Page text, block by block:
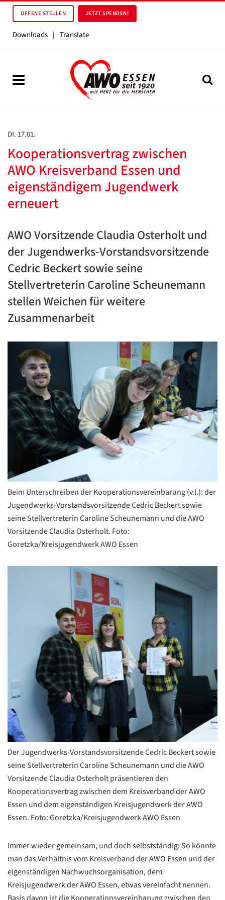
OFFENE STELLEN JETZT SPENDEN!
Downloads | Translate
DI. 17.01.
Kooperationsvertrag zwischen
AWO Kreisverband Essen und
eigenständigem Jugendwerk
erneuert
AWO Vorsitzende Claudia Osterholt und
der Jugendwerks-Vorstandsvorsitzende
Cedric Beckert sowie seine
Stellvertreterin Caroline Scheunemann
stellen Weichen für weitere
Zusammenarbeit
Beim Unterschreiben der Kooperationsvereinbarung (v.l.): der
Jugendwerks-Vorstandsvorsitzende Cedric Beckert sowie
seine Stellvertreterin Caroline Scheunemann und die AWO
Vorsitzende Claudia Osterholt. Foto:
Goretzka/Kreisjugendwerk AWO Essen
Der Jugendwerks-Vorstandsvorsitzende Cedric Beckert sowie
seine Stellvertreterin Caroline Scheunemann und die AWO
Vorsitzende Claudia Osterholt präsentieren den
Kooperationsvertrag zwischen dem Kreisverband der AWO
Essen und dem eigenständigen Kreisjugendwerk der AWO
Essen. Foto: Goretzka/Kreisjugendwerk AWO Essen
Immer wieder gemeinsam, und doch selbstständig: So könnte
man das Verhältnis vom Kreisverband der AWO Essen und der
eigenständigen Nachwuchsorganisation, dem
Kreisjugendwerk der AWO Essen, etwas vereinfacht nennen.